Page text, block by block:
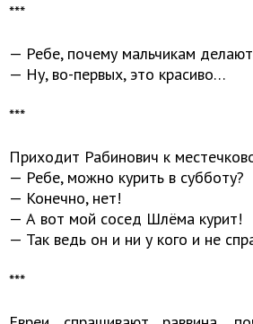
***
— Ребе, почему мальчикам
— Ну, во-первых, это красиво…
***
Приходит Рабинович к
— Ребе, можно курить в субботу?
— Конечно, нет!
— А вот мой сосед Шлёма курит!
— Так ведь он и ни у кого и не
***